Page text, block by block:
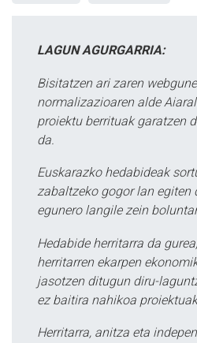
LAGUN AGURGARRIA:
Bisitatzen ari zaren
normalizazioaren alde
proiektu berrituak garatzen
da.
Euskarazko hedabideak
zabaltzeko gogor lan egiten
egunero langile zein
Hedabide herritarra da
herritarren ekarpen
jasotzen ditugun diru-
ez baitira nahikoa
Herritarra, anitza eta